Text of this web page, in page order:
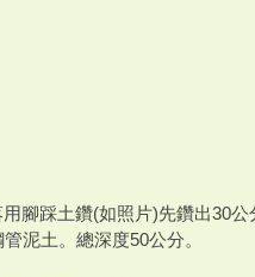
腳踩土鑽(如照片)先鑽出30
泥土。總深度50公分。